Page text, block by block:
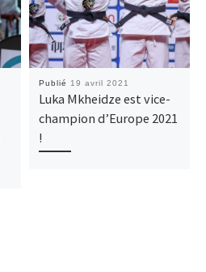
Publié 19 avril 2021
Luka Mkheidze est vice-
champion d’Europe 2021
!